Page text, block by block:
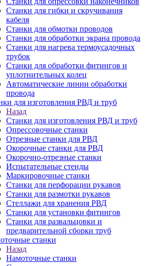
Станки для гибки и скручивания
кабеля
Станки для обмотки проводов
Станки для обработки экрана провода
Станки для нагрева термоусадочных
трубок
Станки для обработки фитингов и
уплотнительных колец
Автоматические линии обработки
провода
для изготовления РВД и труб
Назад
Станки для изготовления РВД и труб
Опрессовочные станки
Отрезные станки для РВД
Окорочные станки для РВД
Окорочно-отрезные станки
Испытательные стенды
Маркировочные станки
Станки для перфорации рукавов
Станки для размотки рукавов
Стеллажи для хранения РВД
Станки для установки фитингов
Станки для развальцовки и
предварительной сборки труб
станки
Назад
Намоточные станки